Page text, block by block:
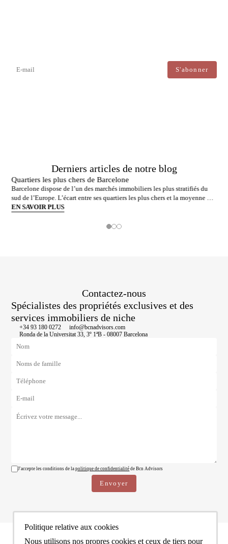
Derniers articles de notre blog
Quartiers les plus chers de Barcelone
Barcelone dispose de l’un des marchés immobiliers les plus stratifiés du
sud de l’Europe. L’écart entre ses quartiers les plus chers et la moyenne de
la ville n’est pas marginal : en juin 2026, les adresses les plus prisées
EN SAVOIR PLUS
Contactez-nous
Spécialistes des propriétés exclusives et des
services immobiliers de niche
+34 93 180 0272
info@bcnadvisors.com
Ronda de la Universitat 33, 3º 1ªB - 08007 Barcelona
J'accepte les conditions de lapolitique de confidentialité de Bcn Advisors
Politique relative aux cookies
Nous utilisons nos propres cookies et ceux de tiers pour